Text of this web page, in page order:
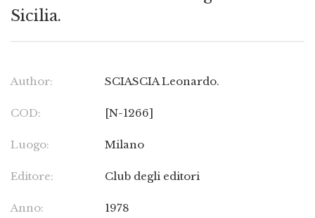
Sicilia.
Author: SCIASCIA Leonardo.
COD: [N-1266]
Luogo: Milano
Editore: Club degli editori
Anno: 1978